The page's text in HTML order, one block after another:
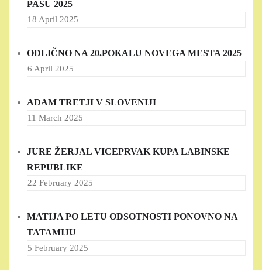
PASU 2025
18 April 2025
ODLIČNO NA 20.POKALU NOVEGA MESTA 2025
6 April 2025
ADAM TRETJI V SLOVENIJI
11 March 2025
JURE ŽERJAL VICEPRVAK KUPA LABINSKE
REPUBLIKE
22 February 2025
MATIJA PO LETU ODSOTNOSTI PONOVNO NA
TATAMIJU
5 February 2025